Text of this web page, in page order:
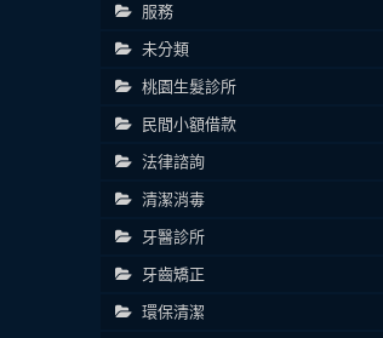
服務
未分類
桃園生髮診所
民間小額借款
法律諮詢
清潔消毒
牙醫診所
牙齒矯正
環保清潔